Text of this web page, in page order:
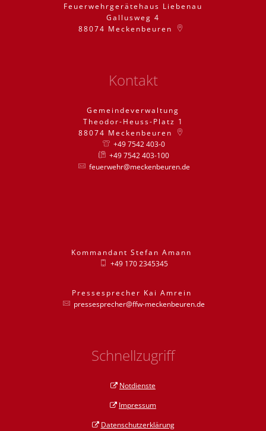
Feuerwehrgerätehaus Liebenau
Gallusweg 4
88074 Meckenbeuren
Kontakt
Gemeindeverwaltung
Theodor-Heuss-Platz 1
88074 Meckenbeuren
+49 7542 403-0
+49 7542 403-100
feuerwehr@meckenbeuren.de
Kommandant Stefan Amann
+49 170 2345345
Pressesprecher Kai Amrein
pressesprecher@ffw-meckenbeuren.de
Schnellzugriff
Notdienste
Impressum
Datenschutzerklärung